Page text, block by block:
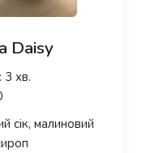
Daisy
3 хв.
сік, малиновий